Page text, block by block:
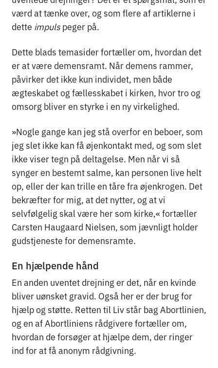
værd at tænke over, og som flere af artiklerne i
dette impulspeger på.
Dette blads temasider fortæller om, hvordan det
er at være demensramt. Når demens rammer,
påvirker det ikke kun individet, men både
ægteskabet og fællesskabet i kirken, hvor tro og
omsorg bliver en styrke i en ny virkelighed.
»Nogle gange kan jeg stå overfor en beboer, som
jeg slet ikke kan få øjenkontakt med, og som slet
ikke viser tegn på deltagelse. Men når vi så
synger en bestemt salme, kan personen live helt
op, eller der kan trille en tåre fra øjenkrogen. Det
bekræfter for mig, at det nytter, og at vi
selvfølgelig skal være her som kirke,« fortæller
Carsten Haugaard Nielsen, som jævnligt holder
gudstjeneste for demensramte.
En hjælpende hånd
En anden uventet drejning er det, når en kvinde
bliver uønsket gravid. Også her er der brug for
hjælp og støtte. Retten til Liv står bag Abortlinien,
og en af Abortliniens rådgivere fortæller om,
hvordan de forsøger at hjælpe dem, der ringer
ind for at få anonym rådgivning.